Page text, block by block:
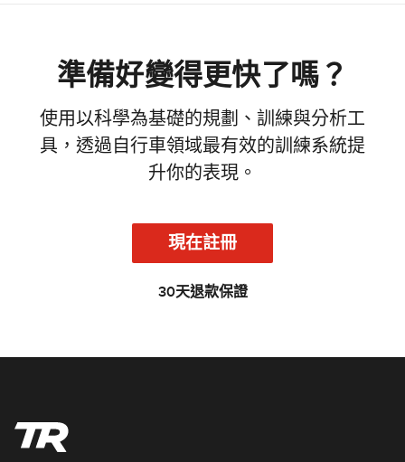
準備好變得更快了嗎？
使用以科學為基礎的規劃、訓練與分析工
具，透過自行車領域最有效的訓練系統提
升你的表現。
現在註冊
30天退款保證